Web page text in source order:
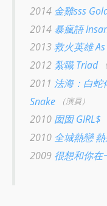
2014 金雞sss
2014 暴瘋語
2013救火英雄
2012 紮職 Triad
2011 法海：白蛇
Snake
（演員）
2010 囡囡 GIRL$
2010 全城熱戀
2009 很想和你在